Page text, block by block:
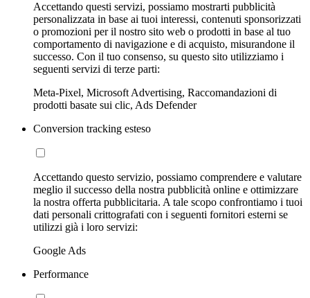
Accettando questi servizi, possiamo mostrarti pubblicità
personalizzata in base ai tuoi interessi, contenuti sponsorizzati
o promozioni per il nostro sito web o prodotti in base al tuo
comportamento di navigazione e di acquisto, misurandone il
successo. Con il tuo consenso, su questo sito utilizziamo i
seguenti servizi di terze parti:
Meta-Pixel, Microsoft Advertising, Raccomandazioni di
prodotti basate sui clic, Ads Defender
Conversion tracking esteso
Accettando questo servizio, possiamo comprendere e valutare
meglio il successo della nostra pubblicità online e ottimizzare
la nostra offerta pubblicitaria. A tale scopo confrontiamo i tuoi
dati personali crittografati con i seguenti fornitori esterni se
utilizzi già i loro servizi:
Google Ads
Performance